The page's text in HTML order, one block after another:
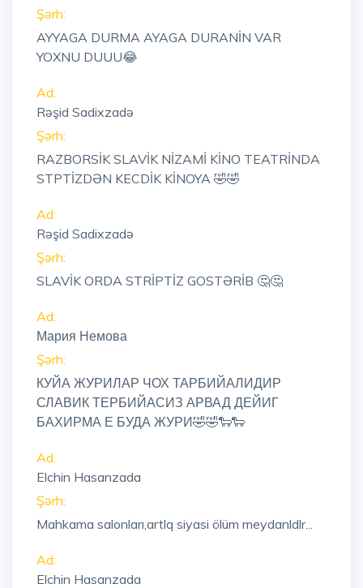
Şərh:
AYYAGA DURMA AYAGA DURANİN VAR
YOXNU DUUU😂
Ad:
Rəşid Sadixzadə
Şərh:
RAZBORSİK SLAVİK NİZAMİ KİNO TEATRİNDA
STPTİZDƏN KECDİK KİNOYA 🤣🤣
Ad:
Rəşid Sadixzadə
Şərh:
SLAVİK ORDA STRİPTİZ GOSTƏRİB 🤔🤔
Ad:
Мария Немова
Şərh:
КУЙА ЖУРИЛАР ЧОХ ТАРБИЙАЛИДИР
СЛАВИК ТЕРБИЙАСИЗ АРВАД ДЕЙИГ
БАХИРМА Е БУДА ЖУРИ🤣🤣🐑🐑
Ad:
Elchin Hasanzada
Şərh:
Mahkama salonları,artlq siyasi ölüm meydanldlr...
Ad:
Elchin Hasanzada